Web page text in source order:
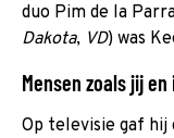
duo Pim de la
Dakota, VD) was
Mensen zoals jij en
Op televisie gaf hij